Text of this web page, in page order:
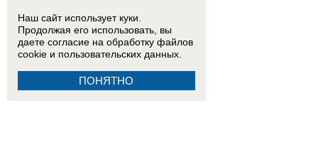
Наш сайт использует куки.
Продолжая его использовать, вы
даете согласие на обработку файлов
cookie и пользовательских данных.
ПОНЯТНО